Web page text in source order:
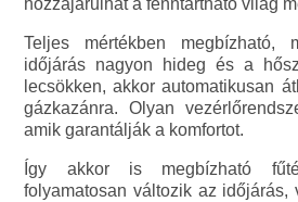
hozzájárulhat a fenntartható világ
Teljes mértékben
időjárás nagyon hideg és a
lecsökken, akkor automatikusan
gázkazánra. Olyan
amik garantálják a komfortot.
Így akkor is megbízható
folyamatosan változik az időjárás,